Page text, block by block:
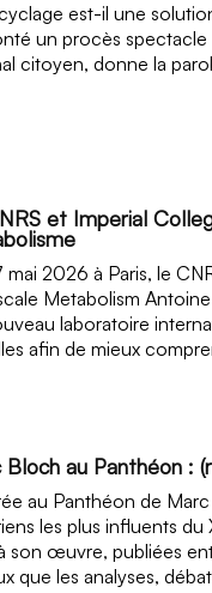
est-il une
un procès spectacle
citoyen, donne la
et Imperial
mai 2026 à Paris, le
Metabolism
laboratoire
afin de mieux
Bloch au Panthéon :
au Panthéon de
les plus influents du
son œuvre, publiées
que les analyses,